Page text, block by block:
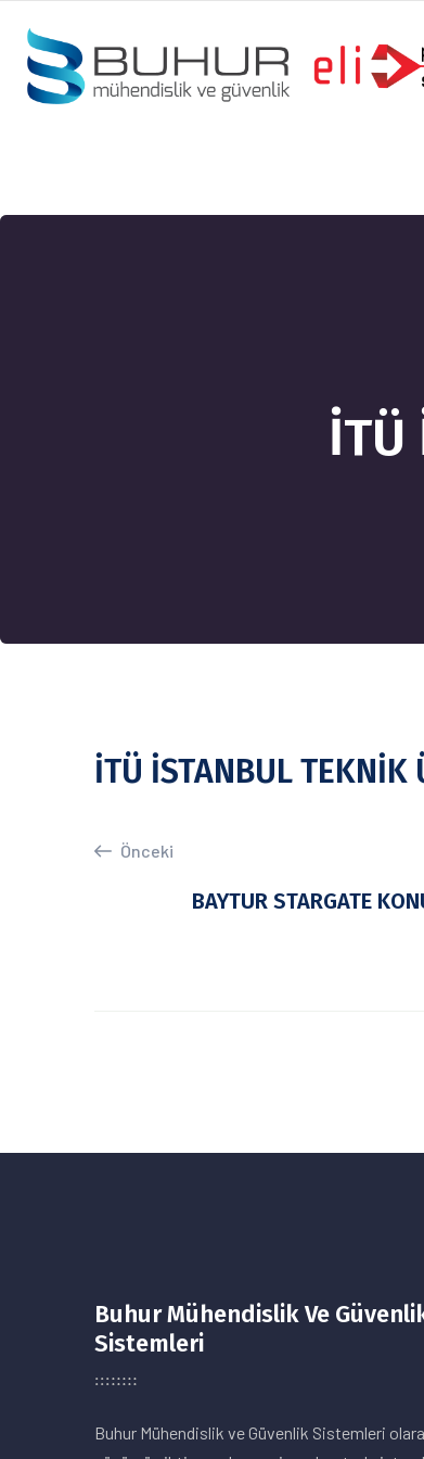
İTÜ
İTÜ İSTANBUL TEKNİK
Önceki
BAYTUR STARGATE
Buhur Mühendislik Ve
Sistemleri
Buhur Mühendislik ve Güvenlik Sistemleri